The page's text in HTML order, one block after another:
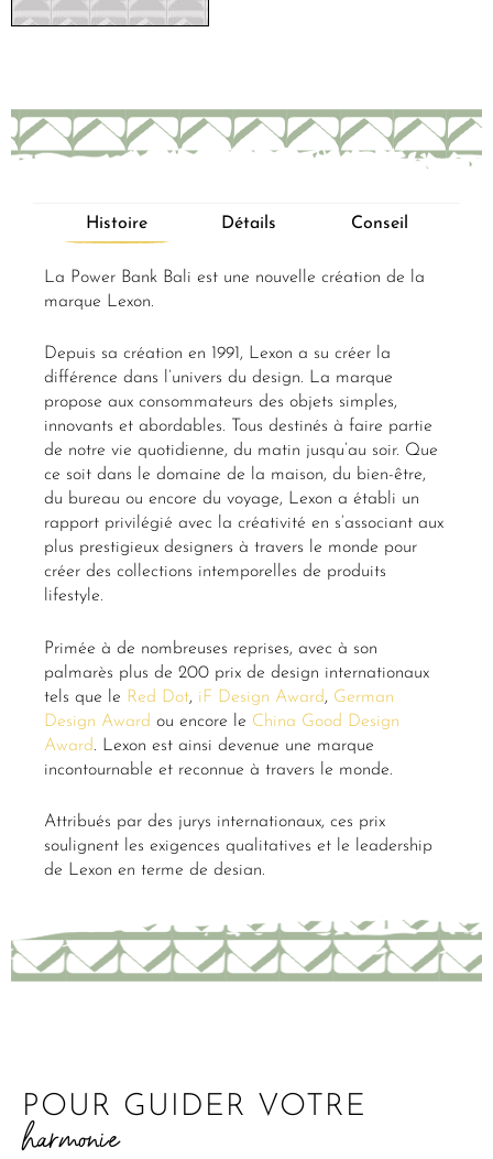
Histoire Détails Conseil
La Power Bank Bali est une nouvelle création de la
marque Lexon.
Depuis sa création en 1991, Lexon a su créer la
différence dans l’univers du design. La marque
propose aux consommateurs des objets simples,
innovants et abordables. Tous destinés à faire partie
de notre vie quotidienne, du matin jusqu’au soir. Que
ce soit dans le domaine de la maison, du bien-être,
du bureau ou encore du voyage, Lexon a établi un
rapport privilégié avec la créativité en s’associant aux
plus prestigieux designers à travers le monde pour
créer des collections intemporelles de produits
lifestyle.
Primée à de nombreuses reprises, avec à son
palmarès plus de 200 prix de design internationaux
tels que le Red Dot, iF Design Award, German
Design Award ou encore le China Good Design
Award. Lexon est ainsi devenue une marque
incontournable et reconnue à travers le monde.
Attribués par des jurys internationaux, ces prix
soulignent les exigences qualitatives et le leadership
de Lexon en terme de design.
POUR GUIDER VOTRE
harmonie